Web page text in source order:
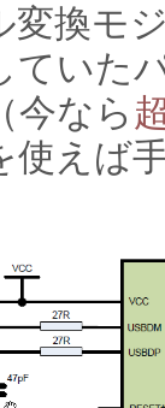
変換モ
ていた
今なら
使えば